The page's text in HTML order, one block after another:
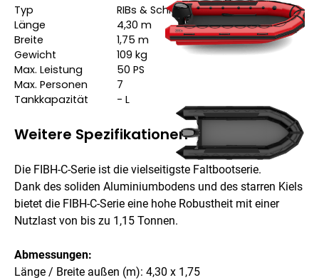
Typ
RIBs & Schlauchboote
Länge
4,30 m
Breite
1,75 m
Gewicht
109 kg
Max. Leistung
50 PS
Max. Personen
7
Tankkapazität
- L
Weitere Spezifikationen
Die FIBH-C-Serie ist die vielseitigste Faltbootserie.
Dank des soliden Aluminiumbodens und des starren Kiels
bietet die FIBH-C-Serie eine hohe Robustheit mit einer
Nutzlast von bis zu 1,15 Tonnen.
Abmessungen:
Länge / Breite außen (m): 4,30 x 1,75